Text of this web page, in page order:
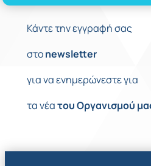
Κάντε την εγγραφή σας
στοnewsletter
για να ενημερώνεστε για
τα νέατουΟργανισμού